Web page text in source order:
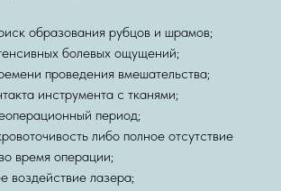
образования рубцов и шрамов;
болевых ощущений;
проведения вмешательства;
инструмента с тканями;
период;
либо полное отсутствие
время операции;
воздействие лазера;